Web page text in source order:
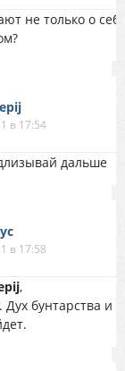
не только о
в 17:54
дальше
в 17:58
,
бунтарства и